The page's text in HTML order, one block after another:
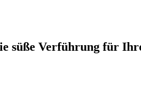
süße Verführung für